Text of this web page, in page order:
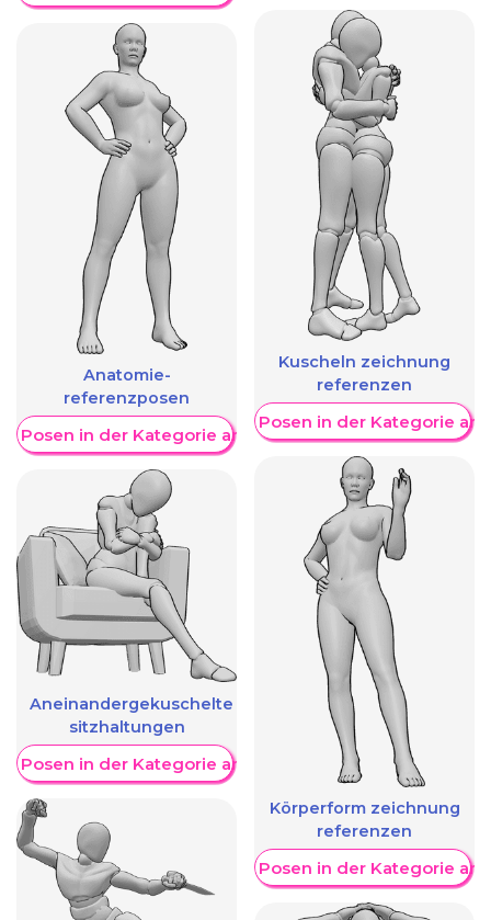
Anatomie-
referenzposen
Posen in der Kategorie anzeigen
Aneinandergekuschelte
sitzhaltungen
Posen in der Kategorie anzeigen
Kuscheln zeichnung
referenzen
Weitere Posen in der Kategorie
Körperform zeichnung
referenzen
Weitere Posen in der Kategorie